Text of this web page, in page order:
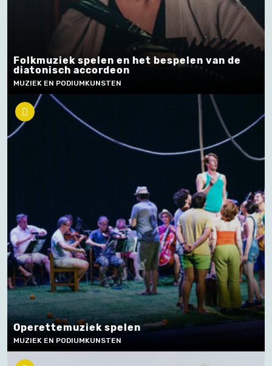
Folkmuziek spelen en het bespelen van de
diatonisch accordeon
MUZIEK EN PODIUMKUNSTEN
Operettemuziek spelen
MUZIEK EN PODIUMKUNSTEN